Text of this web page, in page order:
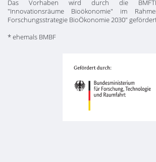
Das Vorhaben wird durch die BMFTR*-
"Innovationsräume Bioökonomie" im
Forschungsstrategie BioÖkonomie 2030"
* ehemals BMBF